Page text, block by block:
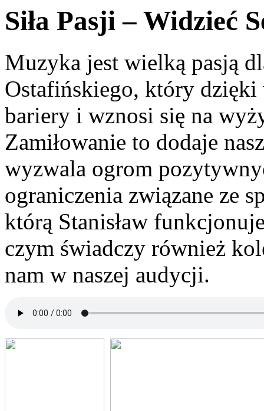
Siła Pasji – Widzieć
Muzyka jest wielką pasją
Ostafińskiego, który dzięki
bariery i wznosi się na
Zamiłowanie to dodaje
wyzwala ogrom
ograniczenia związane ze
którą Stanisław
czym świadczy również
nam w naszej audycji.